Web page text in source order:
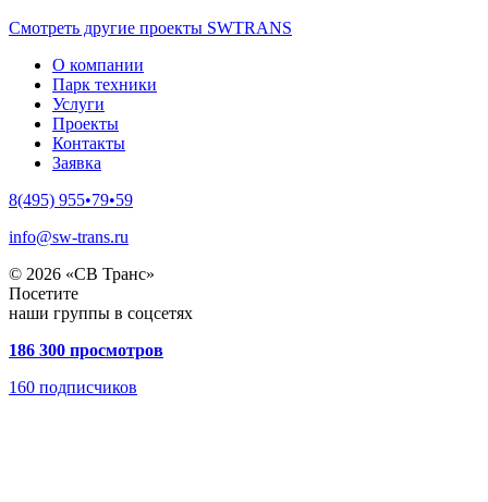
Смотреть другие проекты SWTRANS
О компании
Парк техники
Услуги
Проекты
Контакты
Заявка
8(495) 955•79•59
info@sw-trans.ru
© 2026 «СВ Транс»
Посетите
наши группы в соцсетях
186 300 просмотров
160 подписчиков